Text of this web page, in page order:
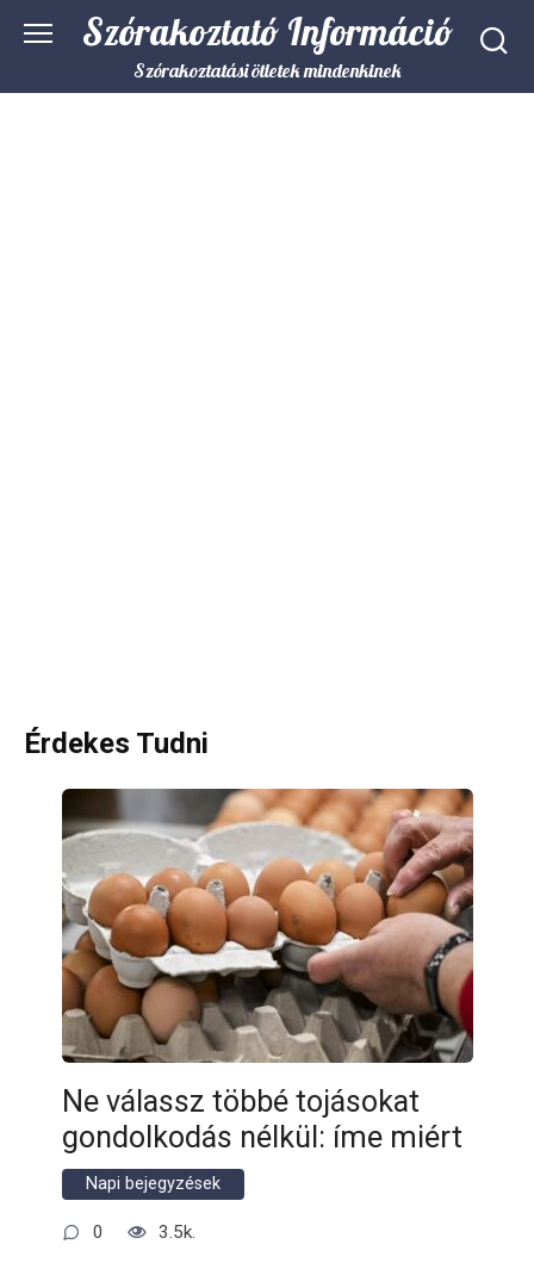
Szórakoztató Információ
Szórakoztatási ötletek mindenkinek
Érdekes Tudni
Ne válassz többé tojásokat
gondolkodás nélkül: íme miért
Napi bejegyzések
0 3.5k.